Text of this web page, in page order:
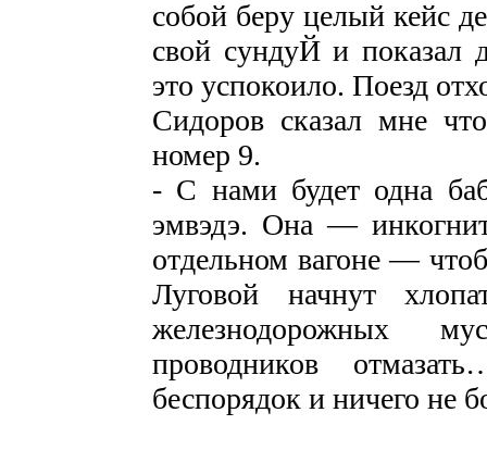
собой беру целый кейс
свой сундуЙ и показал
это успокоило. Поезд
Сидоров сказал мне
номер 9.
- С нами будет одна
эмвэдэ. Она —
отдельном вагоне —
Луговой начнут
железнодорожных
проводников
беспорядок и ничего не